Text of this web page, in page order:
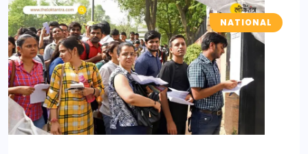
NATIONAL